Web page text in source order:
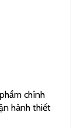
chính
hành thiết